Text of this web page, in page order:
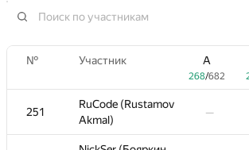
№ Участник A
268/682
251
RuCode (Rustamov
Akmal)
—
B C E
137/487
+2
00:38
+1
01:17
—
№ Участник A
268/682
251
RuCode (Rustamov
Akmal)
—